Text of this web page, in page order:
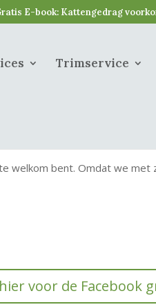
E-book: Kattengedrag
Trimservice
welkom bent. Omdat we
voor de Facebook